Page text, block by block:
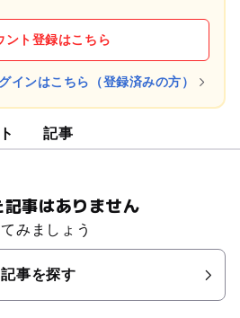
ント登録はこちら
インはこちら（登録済みの方）
記事
事はありません
みましょう
記事を探す